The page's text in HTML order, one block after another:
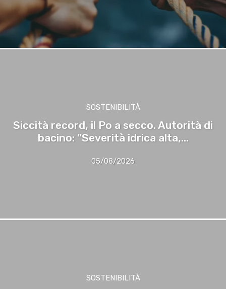
SOSTENIBILITÀ
Siccità record, il Po a secco. Autorità di
bacino: “Severità idrica alta,...
05/08/2026
SOSTENIBILITÀ